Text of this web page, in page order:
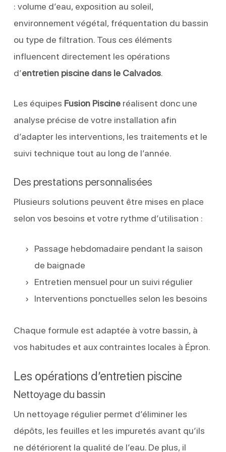
: volume d’eau, exposition au soleil,
environnement végétal, fréquentation du bassin
ou type de filtration. Tous ces éléments
influencent directement les opérations
d’entretien piscine dans le Calvados.
Les équipes Fusion Piscineréalisent donc une
analyse précise de votre installation afin
d’adapter les interventions, les traitements et le
suivi technique tout au long de l’année.
Des prestations personnalisées
Plusieurs solutions peuvent être mises en place
selon vos besoins et votre rythme d’utilisation :
Passage hebdomadaire pendant la saison
de baignade
Entretien mensuel pour un suivi régulier
Interventions ponctuelles selon les besoins
Chaque formule est adaptée à votre bassin, à
vos habitudes et aux contraintes locales à Épron.
Les opérations d’entretien piscine
Nettoyage du bassin
Un nettoyage régulier permet d’éliminer les
dépôts, les feuilles et les impuretés avant qu’ils
ne détériorent la qualité de l’eau. De plus, il